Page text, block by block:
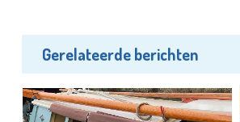
Gerelateerde berichten